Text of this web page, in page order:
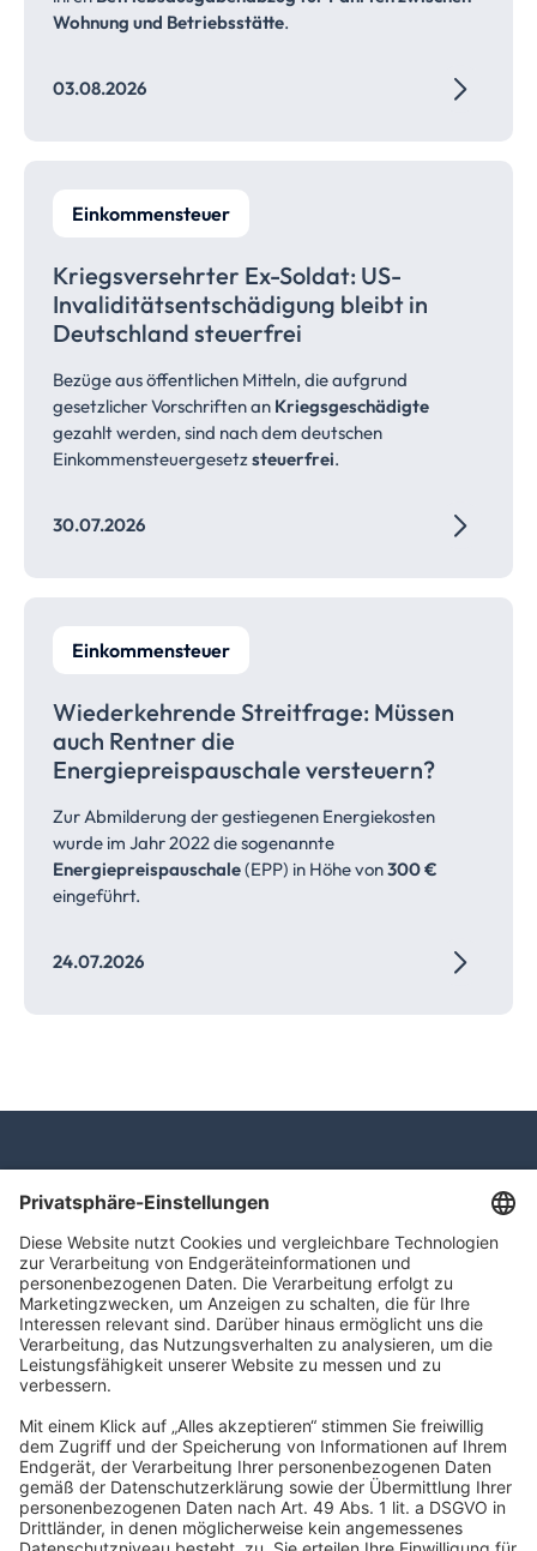
Wohnung und Betriebsstätte.
03.08.2026
Einkommensteuer
Kriegsversehrter Ex-Soldat: US-
Invaliditätsentschädigung bleibt in
Deutschland steuerfrei
Bezüge aus öffentlichen Mitteln, die aufgrund
gesetzlicher Vorschriften an Kriegsgeschädigte
gezahlt werden, sind nach dem deutschen
Einkommensteuergesetzsteuerfrei.
30.07.2026
Einkommensteuer
Wiederkehrende Streitfrage: Müssen
auch Rentner die
Energiepreispauschale versteuern?
Zur Abmilderung der gestiegenen Energiekosten
wurde im Jahr 2022 die sogenannte
Energiepreispauschale(EPP) in Höhe von300 €
eingeführt.
24.07.2026
navigator Gruppe
Carl-Bertelsmann-Straße 29
33332 Gütersloh
kontakt@navigator-gruppe.de
Impressum
Datenschutz
Hinweisgeber